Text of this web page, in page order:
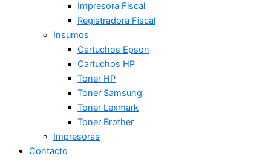
Impresora Fiscal
Registradora Fiscal
Insumos
Cartuchos Epson
Cartuchos HP
Toner HP
Toner Samsung
Toner Lexmark
Toner Brother
Impresoras
Contacto